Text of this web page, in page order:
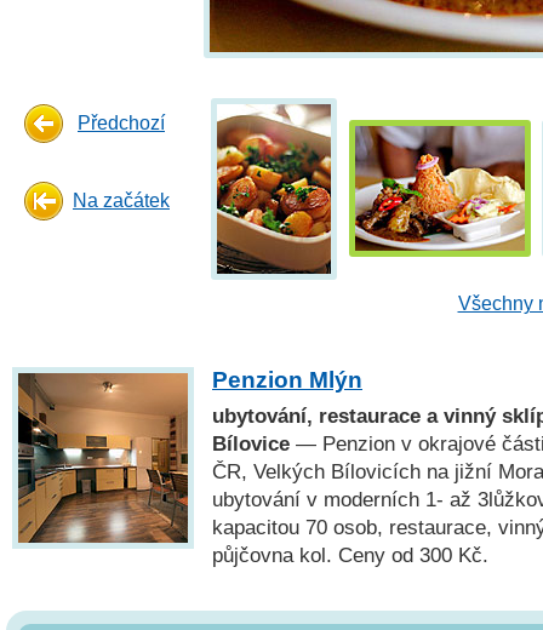
Předchozí
Na začátek
Všechny
Penzion Mlýn
ubytování, restaurace a vinný
Bílovice — Penzion v okrajové
ČR, Velkých Bílovicích na jižní
ubytování v moderních 1- až
kapacitou 70 osob, restaurace,
půjčovna kol. Ceny od 300 Kč.